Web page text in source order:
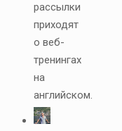
рассылки
приходят
о веб-
тренингах
на
английском.